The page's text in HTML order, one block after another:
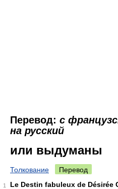
Перевод: с
на русский
или выдуманы
Толкование Перевод
1
Le Destin fabuleux de Désirée